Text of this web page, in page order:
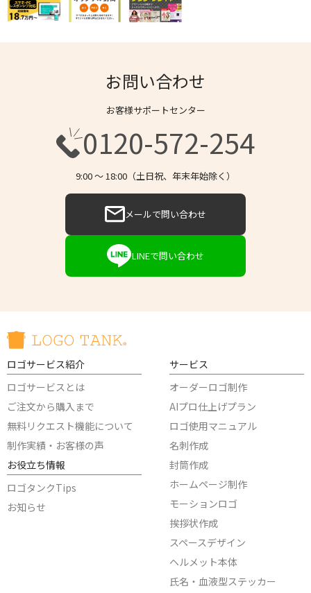
お問い合わせ
お客様サポートセンター
0120-572-254
9:00 〜 18:00（土日祝、年末年始除く）
メールで問い合わせ
LINEで問い合わせ
ロゴサービス紹介
ロゴサービスとは
ご注文から購入まで
無料リクエスト機能について
制作実績・お客様の声
お役立ち情報
ロゴタンクTips
お知らせ
サービス
オーダーロゴ制作
AIプロ仕上げプラン
ロゴ使用マニュアル
名刺作成
封筒作成
ホームページ制作
モーションロゴ
挨拶状作成
スペースデザイン
ヘルメット本体
氏名・血液型ステッカー